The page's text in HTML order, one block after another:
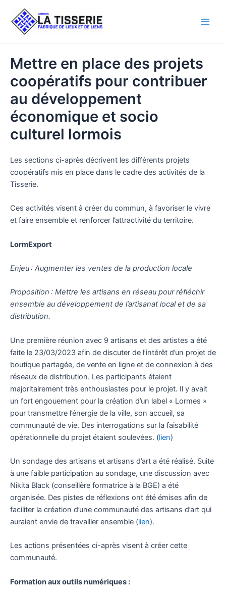
contenu
Mettre en place des projets
coopératifs pour contribuer
au développement
économique et socio
culturel lormois
Les sections ci-après décrivent les différents projets
coopératifs mis en place dans le cadre des activités de la
Tisserie.
Ces activités visent à créer du commun, à favoriser le vivre
et faire ensemble et renforcer l’attractivité du territoire.
LormExport
Enjeu : Augmenter les ventes de la production locale
Proposition : Mettre les artisans en réseau pour réfléchir
ensemble au développement de l’artisanat local et de sa
distribution.
Une première réunion avec 9 artisans et des artistes a été
faite le 23/03/2023 afin de discuter de l’intérêt d’un projet de
boutique partagée, de vente en ligne et de connexion à des
réseaux de distribution. Les participants étaient
majoritairement très enthousiastes pour le projet. Il y avait
un fort engouement pour la création d’un label « Lormes »
pour transmettre l’énergie de la ville, son accueil, sa
communauté de vie. Des interrogations sur la faisabilité
opérationnelle du projet étaient soulevées. (lien)
Un sondage des artisans et artisans d’art a été réalisé. Suite
à une faible participation au sondage, une discussion avec
Nikita Black (conseillère formatrice à la BGE) a été
organisée. Des pistes de réflexions ont été émises afin de
faciliter la création d’une communauté des artisans d’art qui
auraient envie de travailler ensemble (lien).
Les actions présentées ci-après visent à créer cette
communauté.
Formation aux outils numériques :